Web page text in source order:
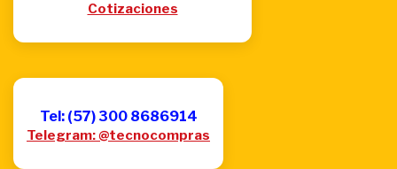
Cotizaciones
Tel: (57) 300 8686914
Telegram: @tecnocompras